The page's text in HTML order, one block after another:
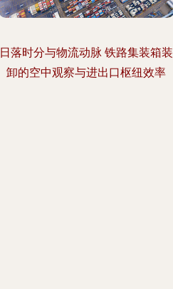
日落时分与物流动脉 铁路集装箱装
卸的空中观察与进出口枢纽效率